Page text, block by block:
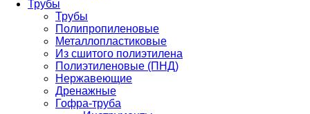
Трубы
Трубы
Полипропиленовые
Металлопластиковые
Из сшитого полиэтилена
Полиэтиленовые (ПНД)
Нержавеющие
Дренажные
Гофра-труба